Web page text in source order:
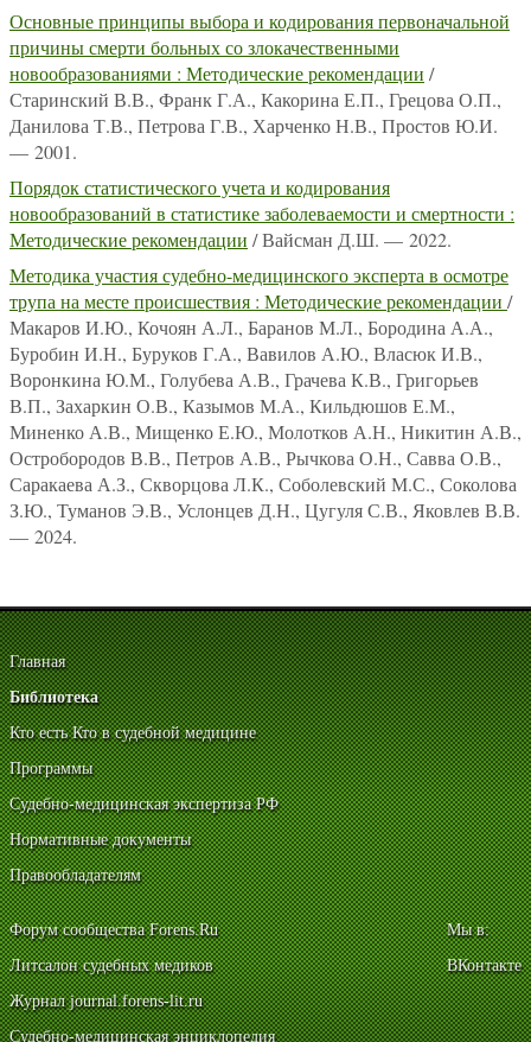
Основные принципы выбора и кодирования первоначальной
причины смерти больных со злокачественными
новообразованиями : Методические рекомендации /
Старинский В.В., Франк Г.А., Какорина Е.П., Грецова О.П.,
Данилова Т.В., Петрова Г.В., Харченко Н.В., Простов Ю.И.
— 2001.
Порядок статистического учета и кодирования
новообразований в статистике заболеваемости и смертности :
Методические рекомендации / Вайсман Д.Ш. — 2022.
Методика участия судебно-медицинского эксперта в осмотре
трупа на месте происшествия : Методические рекомендации /
Макаров И.Ю., Кочоян А.Л., Баранов М.Л., Бородина А.А.,
Буробин И.Н., Буруков Г.А., Вавилов А.Ю., Власюк И.В.,
Воронкина Ю.М., Голубева А.В., Грачева К.В., Григорьев
В.П., Захаркин О.В., Казымов М.А., Кильдюшов Е.М.,
Миненко А.В., Мищенко Е.Ю., Молотков А.Н., Никитин А.В.,
Остробородов В.В., Петров А.В., Рычкова О.Н., Савва О.В.,
Саракаева А.З., Скворцова Л.К., Соболевский М.С., Соколова
З.Ю., Туманов Э.В., Услонцев Д.Н., Цугуля С.В., Яковлев В.В.
— 2024.
Главная
Библиотека
Кто есть Кто в судебной медицине
Программы
Судебно-медицинская экспертиза РФ
Нормативные документы
Правообладателям
Форум сообщества Forens.Ru
Литсалон судебных медиков
Журнал journal.forens-lit.ru
Судебно-медицинская энциклопедия
Мы в:
ВКонтакте